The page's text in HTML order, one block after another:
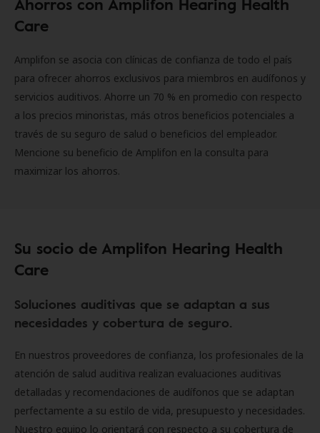
Care
Amplifon se asocia con clínicas de confianza de todo el país
para ofrecer ahorros exclusivos para miembros en audífonos y
servicios auditivos. Ahorre un 70 % en promedio con respecto
a los precios minoristas, más otros beneficios potenciales a
través de su seguro de salud o beneficios del empleador.
Mencione su beneficio de Amplifon en la consulta para
maximizar los ahorros.
Su socio de Amplifon Hearing Health
Care
Soluciones auditivas que se adaptan a sus
necesidades y cobertura de seguro.
En nuestros proveedores de confianza, los profesionales de la
atención de salud auditiva realizan evaluaciones auditivas
detalladas y recomendaciones de audífonos que se adaptan
perfectamente a su estilo de vida, presupuesto y necesidades.
Nuestro equipo lo orientará con respecto a su cobertura de